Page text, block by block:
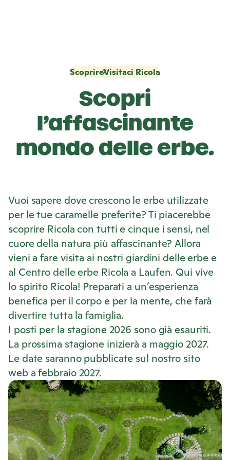
Scopri
l’affascinante
mondo delle erbe.
ScoprireVisitaci Ricola
Vuoi sapere dove crescono le erbe utilizzate
per le tue caramelle preferite? Ti piacerebbe
scoprire Ricola con tutti e cinque i sensi, nel
cuore della natura più affascinante? Allora
vieni a fare visita ai nostri giardini delle erbe e
al Centro delle erbe Ricola a Laufen. Qui vive
lo spirito Ricola! Preparati a un’esperienza
benefica per il corpo e per la mente, che farà
divertire tutta la famiglia.
I posti per la stagione 2026 sono già esauriti.
La prossima stagione inizierà a maggio 2027.
Le date saranno pubblicate sul nostro sito
web a febbraio 2027.
U
n
s
S
c
o
p
r
i
d
i